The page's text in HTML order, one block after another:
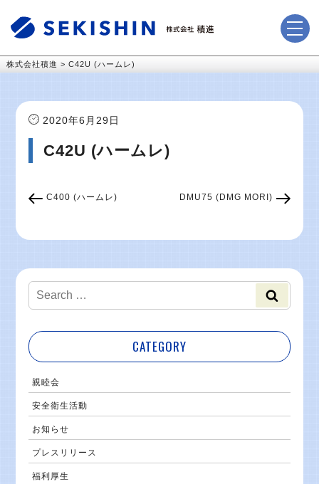
株式会社積進 > C42U (ハームレ)
2020年6月29日
C42U (ハームレ)
C400 (ハームレ) DMU75 (DMG MORI)
CATEGORY
親睦会
安全衛生活動
お知らせ
プレスリリース
福利厚生